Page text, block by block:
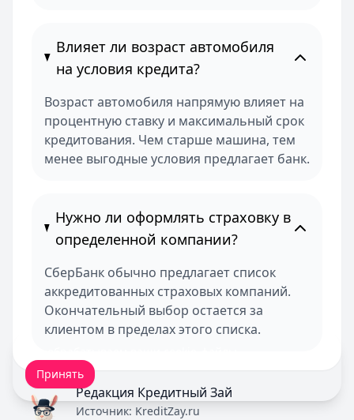
Влияет ли возраст автомобиля
на условия кредита?
Возраст автомобиля напрямую влияет на
процентную ставку и максимальный срок
кредитования. Чем старше машина, тем
менее выгодные условия предлагает банк.
Нужно ли оформлять страховку в
определенной компании?
СберБанк обычно предлагает список
аккредитованных страховых компаний.
Окончательный выбор остается за
клиентом в пределах этого списка.
Редакция Кредитный Зай
Источник: KreditZay.ru
Принять